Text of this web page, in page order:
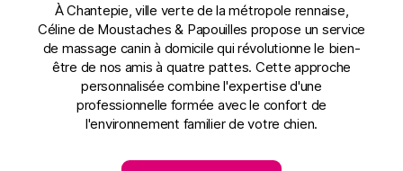
À Chantepie, ville verte de la métropole rennaise,
Céline de Moustaches & Papouilles propose un service
de massage canin à domicile qui révolutionne le bien-
être de nos amis à quatre pattes. Cette approche
personnalisée combine l'expertise d'une
professionnelle formée avec le confort de
l'environnement familier de votre chien.